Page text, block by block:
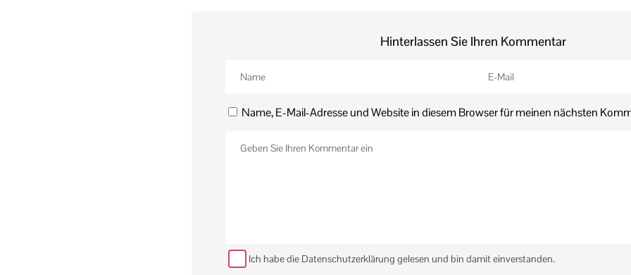
Hinterlassen Sie Ihren Kommentar
Name, E-Mail-Adresse und Website in diesem Browser für meinen nächsten
Ich habe die Datenschutzerklärung gelesen und bin damit einverstanden.